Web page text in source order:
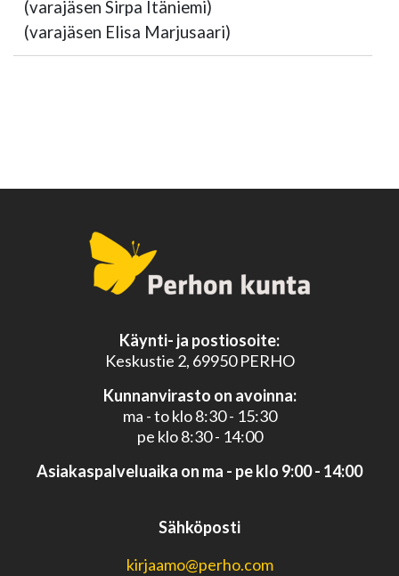
(varajäsen Sirpa Itäniemi)
(varajäsen Elisa Marjusaari)
Käynti- ja postiosoite:
Keskustie 2, 69950 PERHO
Kunnanvirasto on avoinna:
ma - to klo 8:30 - 15:30
pe klo 8:30 - 14:00
Asiakaspalveluaika on ma - pe klo 9:00 - 14:00
Sähköposti
kirjaamo@perho.com